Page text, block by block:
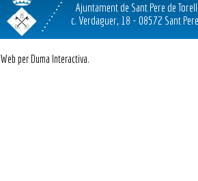
Ajuntament de Sant Pere de
c. Verdaguer, 18 - 08572 Sant
Web per Duma Interactiva.